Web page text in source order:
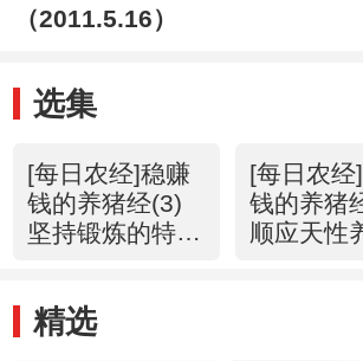
（2011.5.16）
选集
[每日农经]稳赚
钱的养猪经(3)
坚持锻炼的特种
[每日农经
钱的养猪
顺应天性
精选